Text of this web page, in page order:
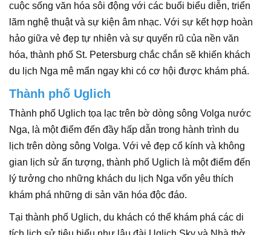
cuộc sống văn hóa sôi động với các buổi biểu diễn, triển
lãm nghệ thuật và sự kiện âm nhạc. Với sự kết hợp hoàn
hảo giữa vẻ đẹp tự nhiên và sự quyến rũ của nền văn
hóa, thành phố St. Petersburg chắc chắn sẽ khiến khách
du lịch Nga mê mẩn ngay khi có cơ hội được khám phá.
Thành phố Uglich
Thành phố Uglich tọa lạc trên bờ dòng sông Volga nước
Nga, là một điểm đến đầy hấp dẫn trong hành trình du
lịch trên dòng sông Volga. Với vẻ đẹp cổ kính và không
gian lịch sử ấn tượng, thành phố Uglich là một điểm đến
lý tưởng cho những khách du lịch Nga vốn yêu thích
khám phá những di sản văn hóa độc đáo.
Tại thành phố Uglich, du khách có thể khám phá các di